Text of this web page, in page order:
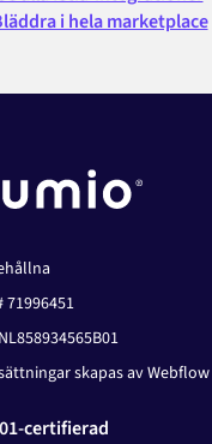
i hela marketplace
skapas av
certifierad